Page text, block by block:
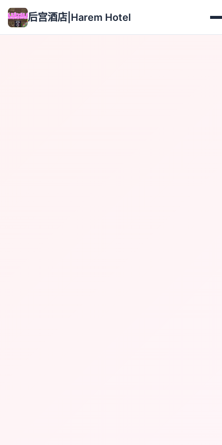
后宫酒店|Harem Hotel